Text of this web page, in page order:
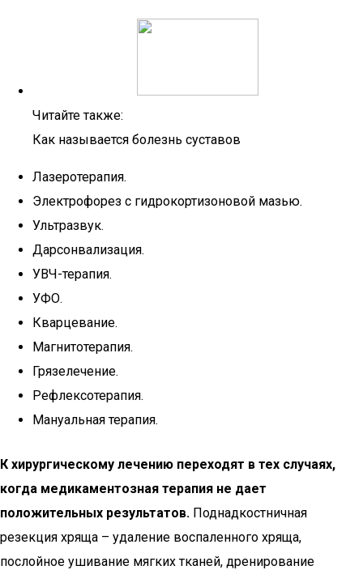
Читайте также:
Как называется болезнь суставов
Лазеротерапия.
Электрофорез с гидрокортизоновой мазью.
Ультразвук.
Дарсонвализация.
УВЧ-терапия.
УФО.
Кварцевание.
Магнитотерапия.
Грязелечение.
Рефлексотерапия.
Мануальная терапия.
К хирургическому лечению переходят в тех случаях,
когда медикаментозная терапия не дает
положительных результатов. Поднадкостничная
резекция хряща – удаление воспаленного хряща,
послойное ушивание мягких тканей, дренирование